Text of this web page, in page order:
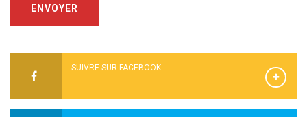
ENVOYER
SUIVRE SUR FACEBOOK